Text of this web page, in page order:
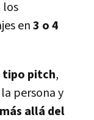
los
en3 o 4
tipo pitch,
persona y
allá del